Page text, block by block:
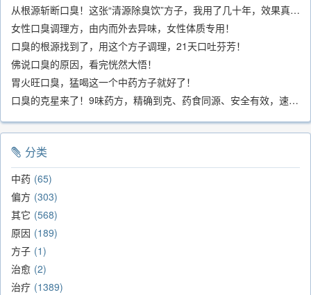
从根源斩断口臭！这张“清源除臭饮”方子，我用了几十年，效果真不错
女性口臭调理方，由内而外去异味，女性体质专用！
口臭的根源找到了，用这个方子调理，21天口吐芬芳！
佛说口臭的原因，看完恍然大悟！
胃火旺口臭，猛喝这一个中药方子就好了！
口臭的克星来了！9味药方，精确到克、药食同源、安全有效，速看！
分类
中药 65
偏方 303
其它 568
原因 189
方子 1
治愈 2
治疗 1389